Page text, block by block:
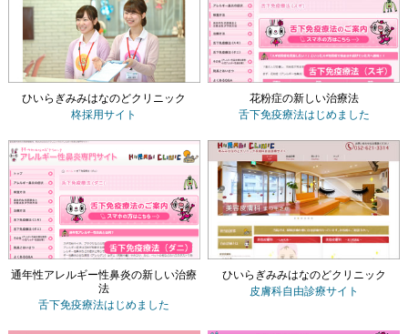
ひいらぎみみはなのどクリニック
柊採用サイト
花粉症の新しい治療法
舌下免疫療法はじめました
通年性アレルギー性鼻炎の新しい治療
法
舌下免疫療法はじめました
ひいらぎみみはなのどクリニック
皮膚科自由診療サイト